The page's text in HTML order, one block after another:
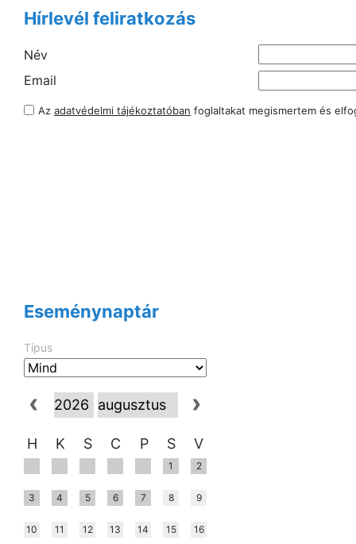
Hírlevél feliratkozás
Név
Email
Az adatvédelmi tájékoztatóban foglaltakat megismertem és
Eseménynaptár
Típus
H K S C P S V
1 2
3 4 5 6 7 8 9
10 11 12 13 14 15 16